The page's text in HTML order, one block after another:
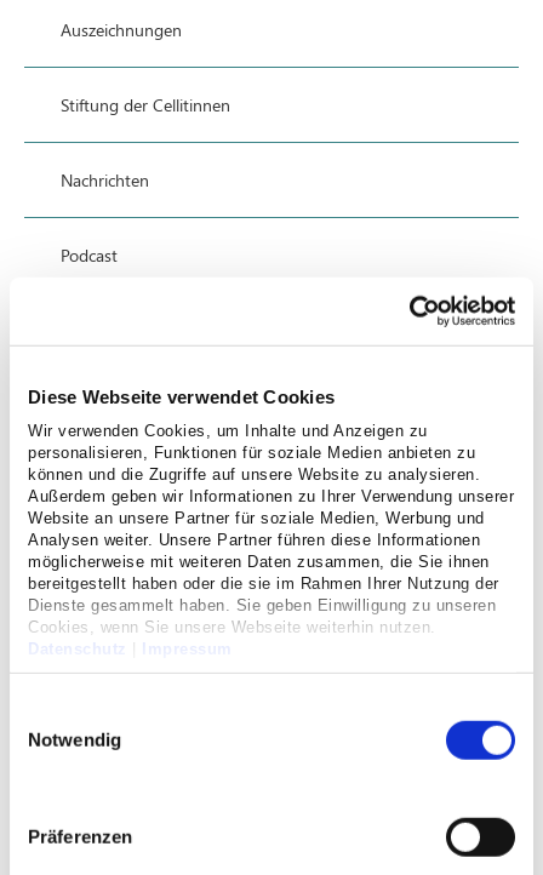
Diese Webseite verwendet Cookies
Wir verwenden Cookies, um Inhalte und Anzeigen zu
personalisieren, Funktionen für soziale Medien anbieten zu
können und die Zugriffe auf unsere Website zu analysieren.
Außerdem geben wir Informationen zu Ihrer Verwendung unserer
Website an unsere Partner für soziale Medien, Werbung und
Analysen weiter. Unsere Partner führen diese Informationen
möglicherweise mit weiteren Daten zusammen, die Sie ihnen
bereitgestellt haben oder die sie im Rahmen Ihrer Nutzung der
Dienste gesammelt haben. Sie geben Einwilligung zu unseren
Cookies, wenn Sie unsere Webseite weiterhin nutzen.
Datenschutz
Impressum
Notwendig
Präferenzen
Auszeichnungen
Stiftung der Cellitinnen
Nachrichten
Podcast
Publikationen
Veranstaltungen
Förderverein
Spenden